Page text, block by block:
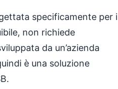
specificamente per i
non richiede
da un’azienda
è una soluzione